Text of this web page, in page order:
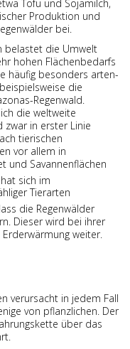
Tofu und Sojamilch,
Produktion und
bei.
belastet die Umwelt
hohen Flächenbedarfs
häufig besonders arten­
die
Regenwald.
die weltweite
in erster Linie
tierischen
vor allem in
und Savannenflächen
sich im
Tierarten
die Regenwälder
Dieser wird bei ihrer
weiter.
verursacht in jedem Fall
von pflanzlichen. Der
über das